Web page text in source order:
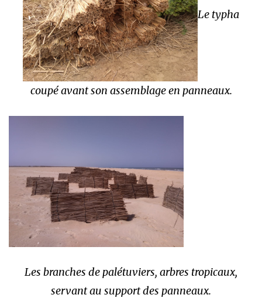
Le typha
coupé avant son assemblage en panneaux.
Les branches de palétuviers, arbres tropicaux,
servant au support des panneaux.